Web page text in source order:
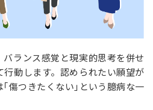
ランス感覚と現実的思考を併せ
動します。認められたい願望が
傷つきたくない｣という臆病な一